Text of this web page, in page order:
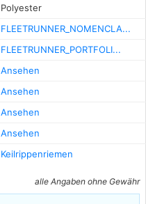
Polyester
FLEETRUNNER_NOMENCLA...
FLEETRUNNER_PORTFOLI...
Ansehen
Ansehen
Ansehen
Ansehen
Keilrippenriemen
alle Angaben ohne Gewähr